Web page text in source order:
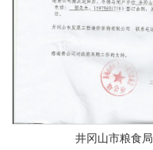
井冈山市粮食局